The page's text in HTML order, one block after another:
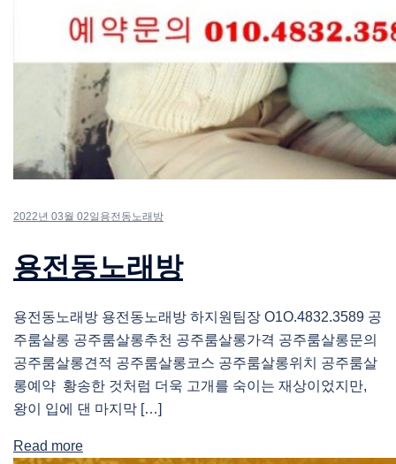
2022년 03월 02일 용전동노래방
용전동노래방
용전동노래방 용전동노래방 하지원팀장 O1O.4832.3589 공
주룸살롱 공주룸살롱추천 공주룸살롱가격 공주룸살롱문의
공주룸살롱견적 공주룸살롱코스 공주룸살롱위치 공주룸살
롱예약 황송한 것처럼 더욱 고개를 숙이는 재상이었지만,
왕이 입에 댄 마지막 […]
Read more